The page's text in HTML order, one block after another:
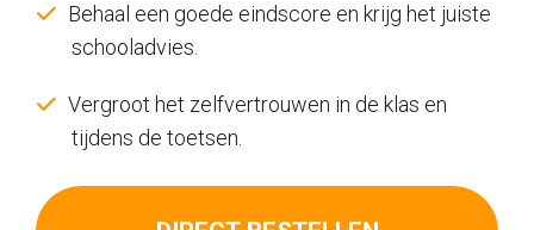
Behaal een goede eindscore en krijg het juiste
schooladvies.
Vergroot het zelfvertrouwen in de klas en
tijdens de toetsen.